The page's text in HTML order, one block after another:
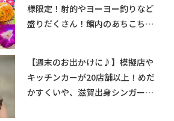
様限定！射的やヨーヨー釣りなど
盛りだくさん！館内のあちこちに
【週末のお出かけに♪】模擬店や
キッチンカーが20店舗以上！めだ
かすくいや、滋賀出身シンガーソ